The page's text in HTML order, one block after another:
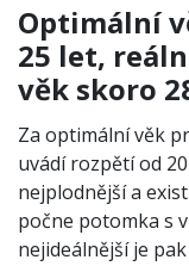
Optimální
25 let,
věk skoro
Za optimální věk
uvádí rozpětí od
nejplodnější a
počne potomka s
nejideálnější je